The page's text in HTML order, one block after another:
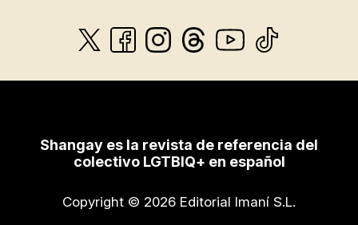
Shangay es la revista de referencia del
colectivo LGTBIQ+ en español
Copyright © 2026 Editorial Imaní S.L.